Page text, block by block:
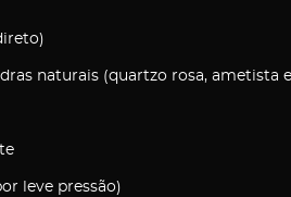
naturais (quartzo rosa, ametista
leve pressão)